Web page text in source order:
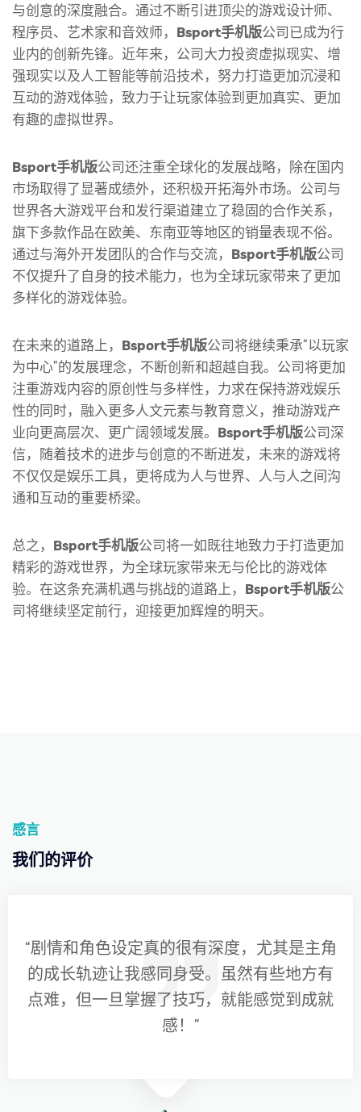
与创意的深度融合。通过不断引进顶尖的游戏设计师、
程序员、艺术家和音效师， Bsport手机版公司已成为行
业内的创新先锋。近年来，公司大力投资虚拟现实、增
强现实以及人工智能等前沿技术，努力打造更加沉浸和
互动的游戏体验，致力于让玩家体验到更加真实、更加
有趣的虚拟世界。
Bsport手机版公司还注重全球化的发展战略，除在国内
市场取得了显著成绩外，还积极开拓海外市场。公司与
世界各大游戏平台和发行渠道建立了稳固的合作关系，
旗下多款作品在欧美、东南亚等地区的销量表现不俗。
通过与海外开发团队的合作与交流， Bsport手机版公司
不仅提升了自身的技术能力，也为全球玩家带来了更加
多样化的游戏体验。
在未来的道路上， Bsport手机版公司将继续秉承“以玩家
为中心”的发展理念，不断创新和超越自我。公司将更加
注重游戏内容的原创性与多样性，力求在保持游戏娱乐
性的同时，融入更多人文元素与教育意义，推动游戏产
业向更高层次、更广阔领域发展。 Bsport手机版公司深
信，随着技术的进步与创意的不断迸发，未来的游戏将
不仅仅是娱乐工具，更将成为人与世界、人与人之间沟
通和互动的重要桥梁。
总之， Bsport手机版公司将一如既往地致力于打造更加
精彩的游戏世界，为全球玩家带来无与伦比的游戏体
验。在这条充满机遇与挑战的道路上， Bsport手机版公
司将继续坚定前行，迎接更加辉煌的明天。
感言
我们的评价
情和角色设定真的很有深度，尤其是主角
成长轨迹让我感同身受。虽然有些地方有
难，但一旦掌握了技巧，就能感觉到成就
感！”